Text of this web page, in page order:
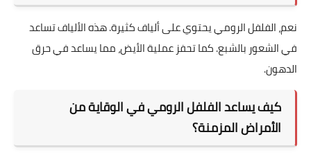
نعم، الفلفل الرومي يحتوي على ألياف كثيرة. هذه الألياف تساعد
في الشعور بالشبع. كما تحفز عملية الأيض، مما يساعد في حرق
الدهون.
كيف يساعد الفلفل الرومي في الوقاية من
الأمراض المزمنة؟